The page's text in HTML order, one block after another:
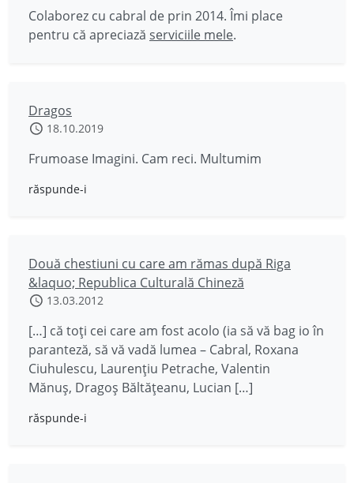
Colaborez cu cabral de prin 2014. Îmi place
pentru că apreciază serviciile mele.
Dragos
18.10.2019
Frumoase Imagini. Cam reci. Multumim
răspunde-i
Două chestiuni cu care am rămas după Riga
&laquo; Republica Culturală Chineză
13.03.2012
[…] că toți cei care am fost acolo (ia să vă bag io în
paranteză, să vă vadă lumea – Cabral, Roxana
Ciuhulescu, Laurențiu Petrache, Valentin
Mănuș, Dragoș Băltățeanu, Lucian […]
răspunde-i